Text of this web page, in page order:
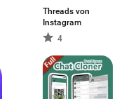
Threads von
Instagram
4